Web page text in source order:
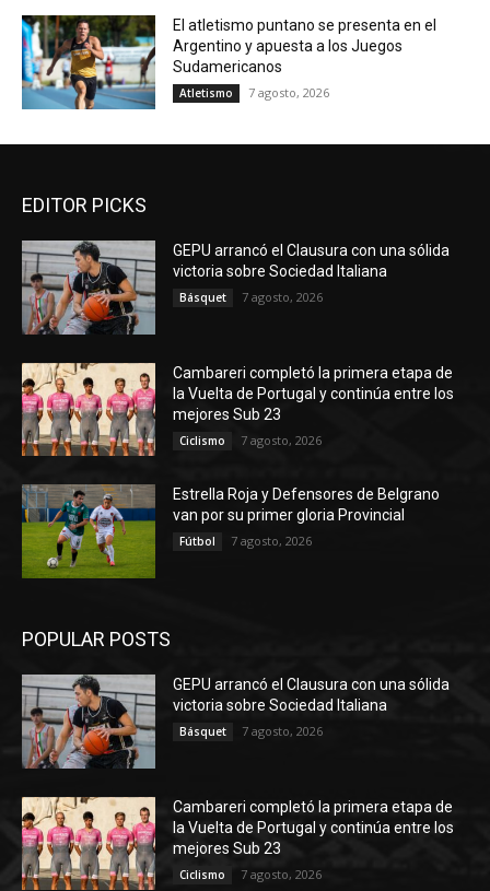
El atletismo puntano se presenta en el
Argentino y apuesta a los Juegos
Sudamericanos
Atletismo 7 agosto, 2026
EDITOR PICKS
GEPU arrancó el Clausura con una sólida
victoria sobre Sociedad Italiana
Básquet 7 agosto, 2026
Cambareri completó la primera etapa de
la Vuelta de Portugal y continúa entre los
mejores Sub 23
Ciclismo 7 agosto, 2026
Estrella Roja y Defensores de Belgrano
van por su primer gloria Provincial
Fútbol 7 agosto, 2026
POPULAR POSTS
GEPU arrancó el Clausura con una sólida
victoria sobre Sociedad Italiana
Básquet 7 agosto, 2026
Cambareri completó la primera etapa de
la Vuelta de Portugal y continúa entre los
mejores Sub 23
Ciclismo 7 agosto, 2026